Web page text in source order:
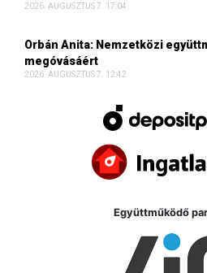
2026. AUGUSZTUS 7. 17:04
Orbán Anita: Nemzetközi
megóvásáért
2026. AUGUSZTUS 7. 12:42
Együttműködő